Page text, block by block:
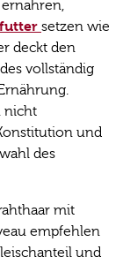
setzen wie
deckt den
vollständig
nicht
und
des
mit
empfehlen
und